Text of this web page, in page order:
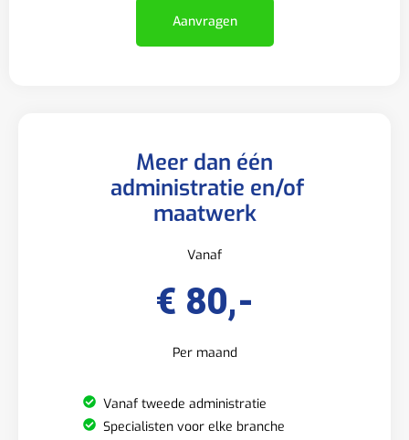
Aanvragen
Meer dan één
administratie en/of
maatwerk
Vanaf
€ 80,-
Per maand
Vanaf tweede administratie
Specialisten voor elke branche